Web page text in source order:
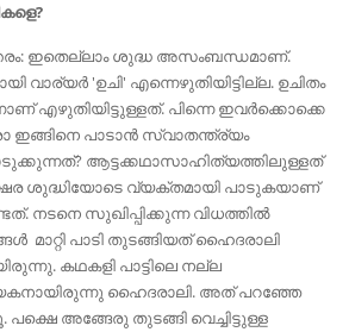
ഇതെല്ലാം ശുദ്ധ അസംബന്ധമാണ്.
വാര്യര്‍ 'ഉചി' എന്നെഴുതിയിട്ടില്ല. ഉചിതം
എഴുതിയിട്ടുള്ളത്. പിന്നെ ഇവര്‍ക്കൊക്കെ
ഇങ്ങിനെ പാടാന്‍ സ്വാതന്ത്ര്യം
ആട്ടക്കഥാസാഹിത്യത്തിലുള്ളത്‌
ശുദ്ധിയോടെ വ്യക്തമായി പാടുകയാണ്
നടനെ സുഖിപ്പിക്കുന്ന വിധത്തില്‍
മാറ്റി പാടി തുടങ്ങിയത് ഹൈദരാലി
കഥകളി പാട്ടിലെ നല്ല
ഹൈദരാലി. അത് പറഞ്ഞേ
പക്ഷെ അങ്ങേരു തുടങ്ങി വെച്ചിട്ടുള്ള